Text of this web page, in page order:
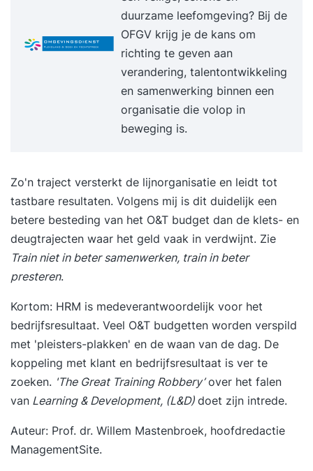
Arbeidsovereenkomst - Ontwikkeling van
personeel - Ondernemings- en
medezeggenschapsraad - Administratieve en
juridische processen - Werkomstandigheden en
behoud van personeel - Gesprekscyclus met
medewerkers - Arbeidsrecht met betrekking tot
arbeidsovereenkomst en ontslag -
Personeelszaken worden de belangrijkste
onderwerpen op het gebied van personeel en
organisatie behandeld. Hierbij wordt een
duidelijke vertaalslag naar de eigen
praktijksituatie gemaakt aan de hand van
aansprekende voorbeelden. Een veelheid aan
praktische oefeningen en opdrachten levert je
waardevolle informatie om je functie met succes
te vervullen. Ook leer je veel van je
medecursisten die werkzaam zijn bij andere
organisaties. De opleiding wordt verzorgd door
een deskundige met brede ervaring op het
duurzame leefomgeving? Bij de
OFGV krijg je de kans om
richting te geven aan
verandering, talentontwikkeling
en samenwerking binnen een
organisatie die volop in
beweging is.
Zo'n traject versterkt de lijnorganisatie en leidt tot
tastbare resultaten. Volgens mij is dit duidelijk een
betere besteding van het O&T budget dan de klets- en
deugtrajecten waar het geld vaak in verdwijnt. Zie
Train niet in beter samenwerken, train in beter
presteren.
Kortom: HRM is medeverantwoordelijk voor het
bedrijfsresultaat. Veel O&T budgetten worden verspild
met 'pleisters-plakken' en de waan van de dag. De
koppeling met klant en bedrijfsresultaat is ver te
zoeken. 'The Great Training Robbery’over het falen
van Learning & Development, (L&D) doet zijn intrede.
Auteur: Prof. dr. Willem Mastenbroek, hoofdredactie
ManagementSite.